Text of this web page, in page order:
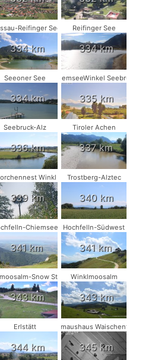
Reifinger See
334 km
Reifinger See
334 km
Seeoner See
334 km
ChiemseeWinkel Seebruck
335 km
Seebruck-Alz
336 km
Tiroler Achen
337 km
Winkl
339 km
Trostberg-Alztec
340 km
Chiemsee
341 km
Hochfelln-Südwest
341 km
Snow Stake
343 km
Winklmoosalm
343 km
Erlstätt
344 km
Fledermaushaus Waischenfeld #2
345 km